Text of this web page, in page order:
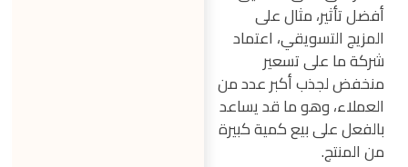
أفضل تأثير، مثال على
المزيج التسويقي، اعتماد
شركة ما على تسعير
منخفض لجذب أكبر عدد من
العملاء، وهو ما قد يساعد
بالفعل على بيع كمية كبيرة
من المنتج.